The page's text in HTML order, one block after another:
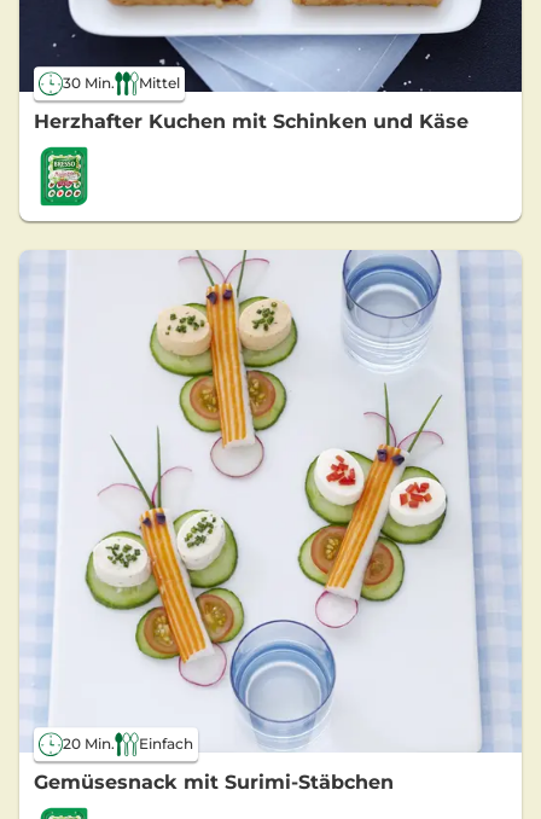
30 Min. Mittel
Herzhafter Kuchen mit Schinken und Käse
20 Min. Einfach
Gemüsesnack mit Surimi-Stäbchen